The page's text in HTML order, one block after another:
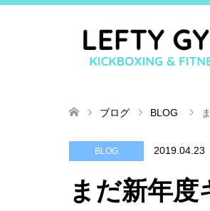
ブログ BLOG
BLOG 2019.04.23
まだ新年度